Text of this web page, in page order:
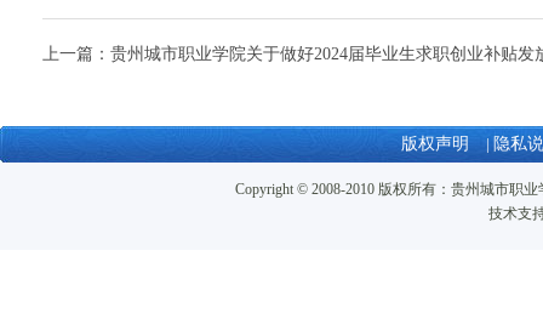
上一篇：贵州城市职业学院关于做好2024届毕业生求职创业补贴发放的
版权声明 | 隐私
Copyright © 2008-2010 版权所有：贵州城市职
技术支